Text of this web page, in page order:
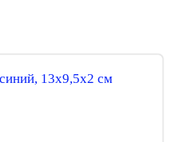
13x9,5x2 см